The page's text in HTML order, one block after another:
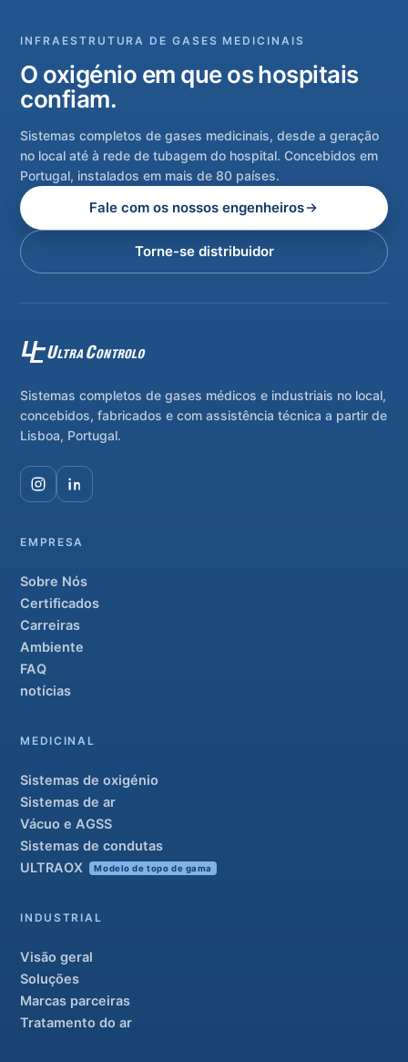
INFRAESTRUTURA DE GASES MEDICINAIS
O oxigénio em que os hospitais
confiam.
Sistemas completos de gases medicinais, desde a geração
no local até à rede de tubagem do hospital. Concebidos em
Portugal, instalados em mais de 80 países.
Fale com os nossos engenheiros
Torne-se distribuidor
Sistemas completos de gases médicos e industriais no local,
concebidos, fabricados e com assistência técnica a partir de
Lisboa, Portugal.
EMPRESA
Sobre Nós
Certificados
Carreiras
Ambiente
FAQ
notícias
MEDICINAL
Sistemas de oxigénio
Sistemas de ar
Vácuo e AGSS
Sistemas de condutas
ULTRAOX
Modelo de topo de gama
INDUSTRIAL
Visão geral
Soluções
Marcas parceiras
Tratamento do ar